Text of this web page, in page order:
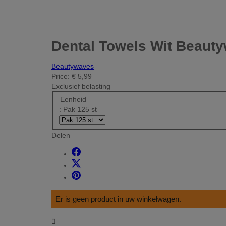
Dental Towels Wit
Beautywaves
Price: € 5,99
Exclusief belasting
Eenheid
: Pak 125 st
Delen
Er is geen product in uw winkelwagen.
